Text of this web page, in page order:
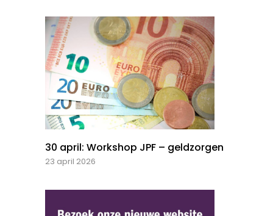
30 april: Workshop JPF – geldzorgen
23 april 2026